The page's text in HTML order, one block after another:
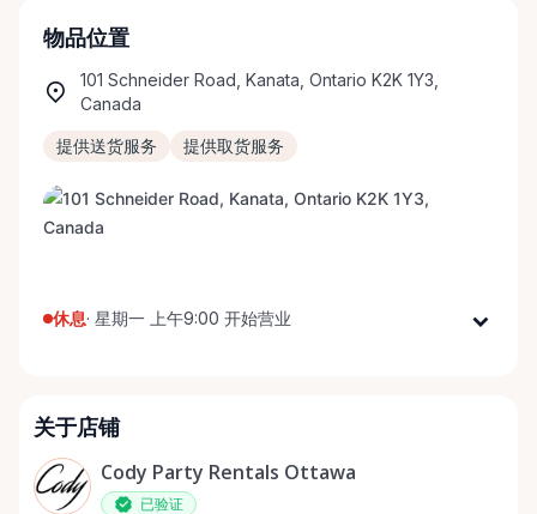
物品位置
101 Schneider Road, Kanata, Ontario K2K 1Y3,
Canada
提供送货服务 提供取货服务
休息· 星期一 上午9:00 开始营业
星期三
星期四
上午9:00 - 下午5:00
星期五
关于店铺
Cody Party Rentals Ottawa
已验证